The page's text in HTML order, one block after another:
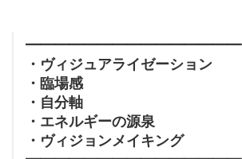
━━━━━━━━━━━━━━━
・ヴィジュアライゼーション
・臨場感
・自分軸
・エネルギーの源泉
・ヴィジョンメイキング